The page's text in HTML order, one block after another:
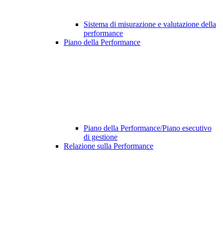
Sistema di misurazione e valutazione della
performance
Piano della Performance
Piano della Performance/Piano esecutivo
di gestione
Relazione sulla Performance